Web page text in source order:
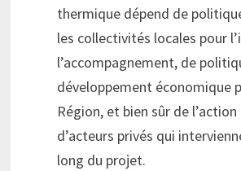
thermique dépend de
les collectivités locales pour
l’accompagnement, de
développement économique
Région, et bien sûr de l’action
d’acteurs privés qui
long du projet.